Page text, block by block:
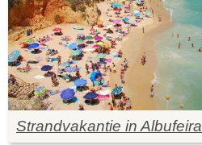
Strandvakantie in Albufeira